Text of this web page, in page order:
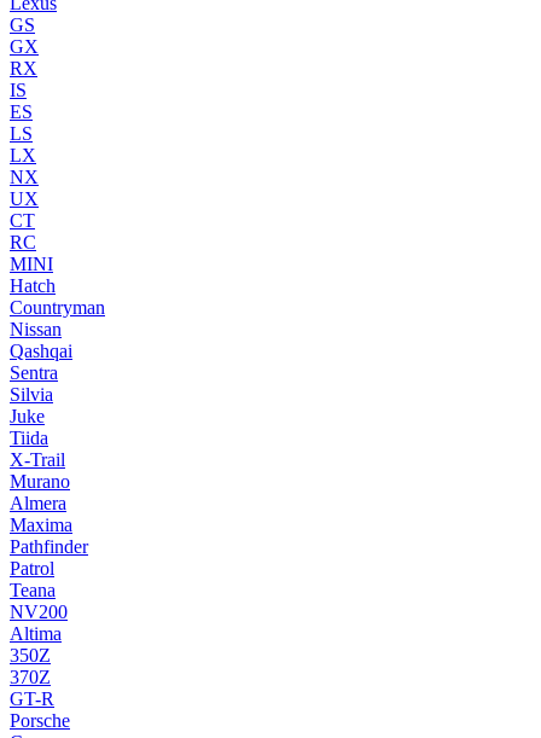
GS
GX
RX
IS
ES
LS
LX
NX
UX
CT
RC
MINI
Hatch
Countryman
Nissan
Qashqai
Sentra
Silvia
Juke
Tiida
X-Trail
Murano
Almera
Maxima
Pathfinder
Patrol
Teana
NV200
Altima
350Z
370Z
GT-R
Porsche